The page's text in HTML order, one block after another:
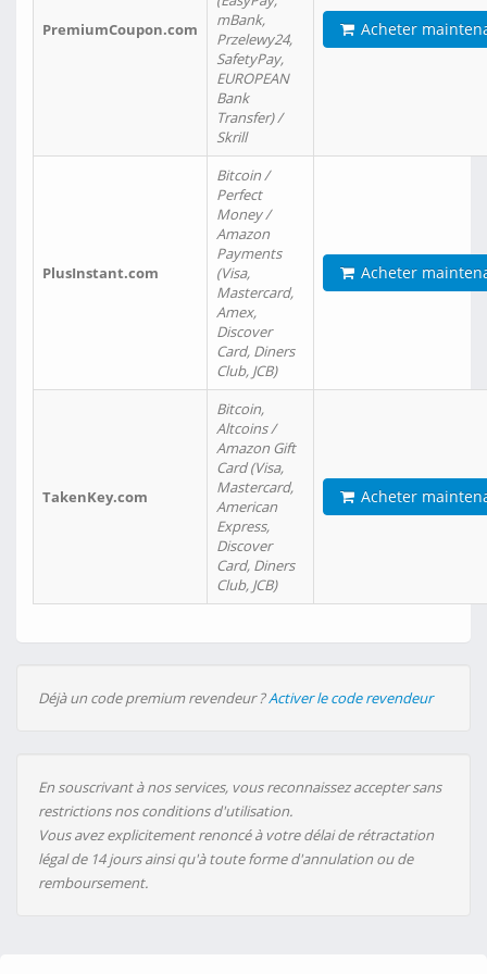
PremiumCoupon.com
mBank,
Przelewy24,
SafetyPay,
EUROPEAN
Bank
Transfer) /
Skrill
Acheter
PlusInstant.com
Bitcoin /
Perfect
Money /
Amazon
Payments
(Visa,
Mastercard,
Amex,
Discover
Card, Diners
Club, JCB)
Acheter
TakenKey.com
Bitcoin,
Altcoins /
Amazon Gift
Card (Visa,
Mastercard,
American
Express,
Discover
Card, Diners
Club, JCB)
Acheter
Déjà un code premium revendeur ?Activer le code revendeur
En souscrivant à nos services, vous reconnaissez accepter sans
restrictions nos conditions d'utilisation.
Vous avez explicitement renoncé à votre délai de rétractation
légal de 14 jours ainsi qu'à toute forme d'annulation ou de
remboursement.